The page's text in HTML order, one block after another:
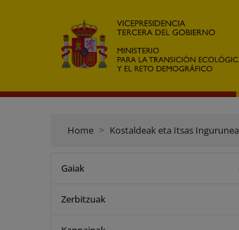
Home Kostaldeak eta Itsas Ingurunea
Gaiak
Zerbitzuak